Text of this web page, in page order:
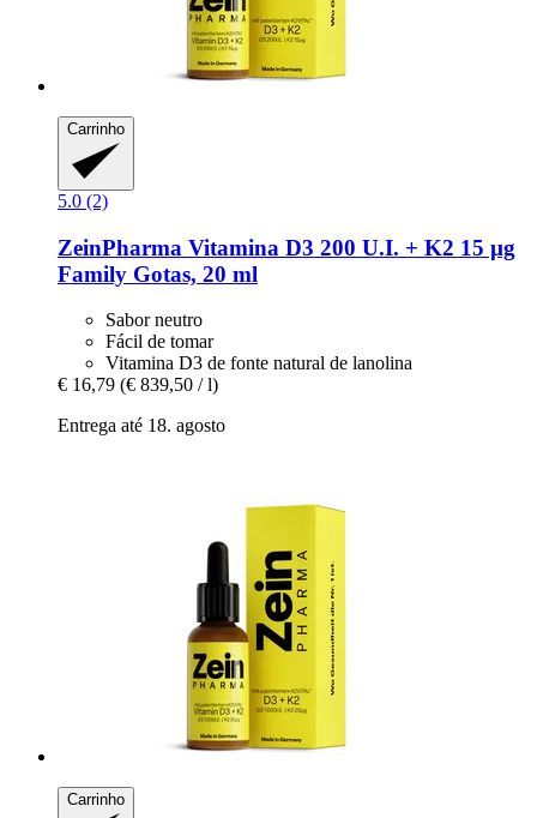
Carrinho
5.0 (2)
ZeinPharma Vitamina D3 200 U.I. + K2 15 µg
Family Gotas, 20 ml
Sabor neutro
Fácil de tomar
Vitamina D3 de fonte natural de lanolina
€ 16,79 (€ 839,50 / l)
Entrega até 18. agosto
Carrinho